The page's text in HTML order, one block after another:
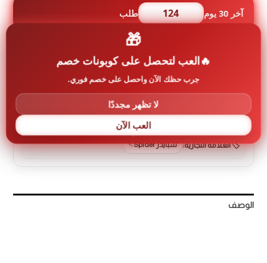
Gold
آخر 30 يوم 124 طلب
معلومات إضافية عن المنتج
spider-0009
العلامة التجارية: سبايدر Spider
الوصف
🎁
العب لتحصل على كوبونات خصم
جرب حظك الآن واحصل على خصم فوري.
لا تظهر مجددًا
العب الآن